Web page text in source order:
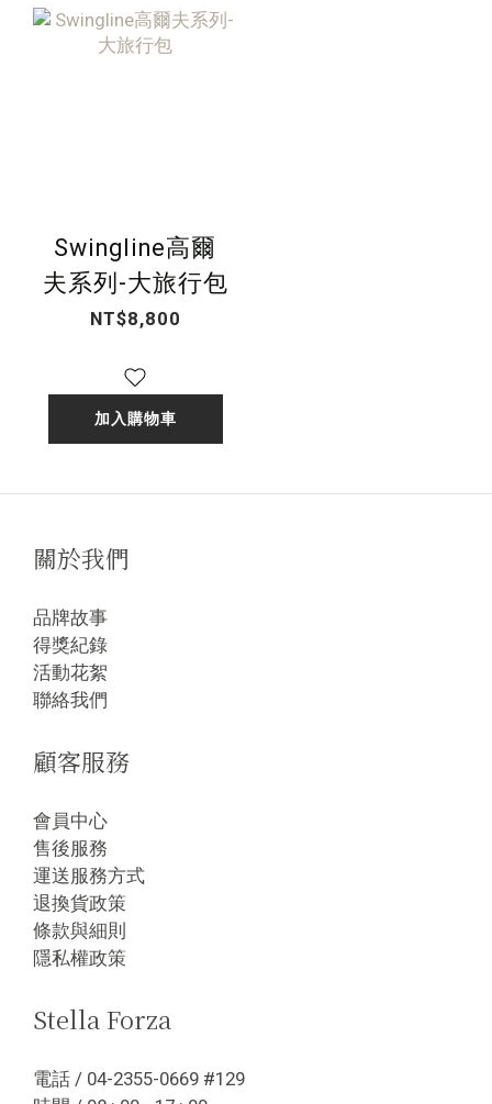
Swingline高爾
夫系列-大旅行包
NT$8,800
加入購物車
關於我們
品牌故事
得獎紀錄
活動花絮
聯絡我們
顧客服務
會員中心
售後服務
運送服務方式
退換貨政策
條款與細則
隱私權政策
Stella Forza
電話 / 04-2355-0669 #129